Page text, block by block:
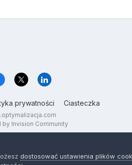
prywatności Ciasteczka
by Invision Community
dostosować ustawienia plików